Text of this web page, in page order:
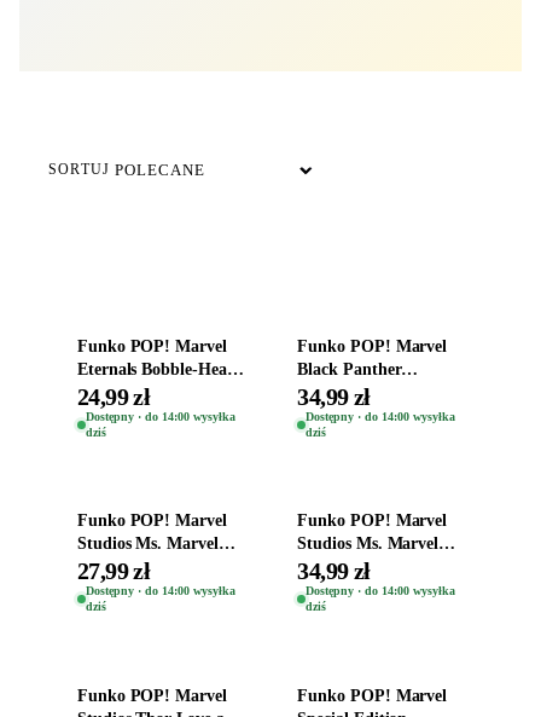
SORTUJ
Funko POP! Marvel
Eternals Bobble-Head
Oryginalna Figurka
Dane Whitman 738
24,99 zł
Dostępny · do 14:00 wysyłka
dziś
Funko POP! Marvel
Black Panther
Wakanda Forever
Special Edition Shuri
1173
34,99 zł
Dostępny · do 14:00 wysyłka
dziś
Funko POP! Marvel
Studios Ms. Marvel
Bobble-Head Figurka
Red Dagger 1080
27,99 zł
Dostępny · do 14:00 wysyłka
dziś
Funko POP! Marvel
Studios Ms. Marvel
Bobble-Head Figurka
Kamala Khan 1078
34,99 zł
Dostępny · do 14:00 wysyłka
dziś
Funko POP! Marvel
Funko POP! Marvel